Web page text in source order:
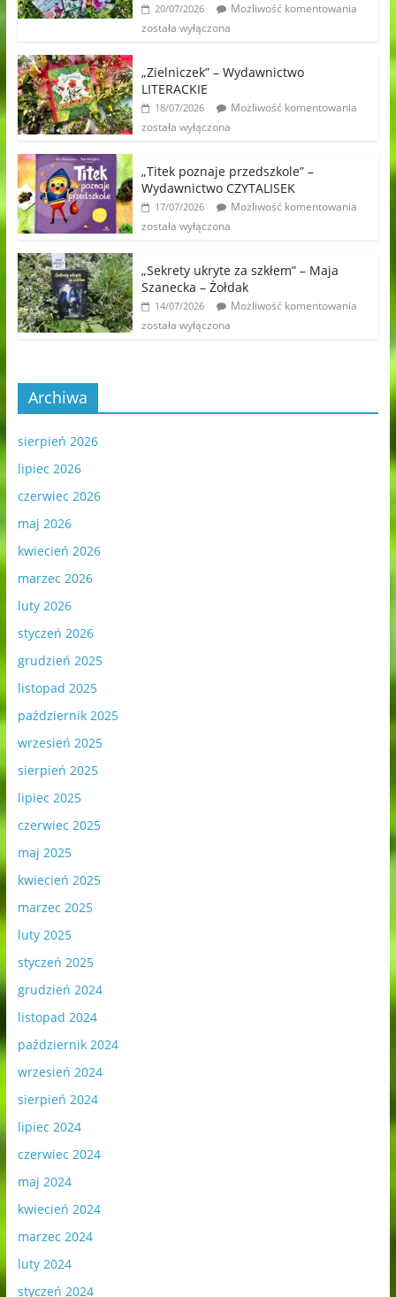
20/07/2026
Możliwość komentowania
została wyłączona
„Zielniczek” – Wydawnictwo
LITERACKIE
18/07/2026
Możliwość komentowania
została wyłączona
„Titek poznaje przedszkole” –
Wydawnictwo CZYTALISEK
17/07/2026
Możliwość komentowania
została wyłączona
„Sekrety ukryte za szkłem” – Maja
Szanecka – Żołdak
14/07/2026
Możliwość komentowania
została wyłączona
Archiwa
sierpień 2026
lipiec 2026
czerwiec 2026
maj 2026
kwiecień 2026
marzec 2026
luty 2026
styczeń 2026
grudzień 2025
listopad 2025
październik 2025
wrzesień 2025
sierpień 2025
lipiec 2025
czerwiec 2025
maj 2025
kwiecień 2025
marzec 2025
luty 2025
styczeń 2025
grudzień 2024
listopad 2024
październik 2024
wrzesień 2024
sierpień 2024
lipiec 2024
czerwiec 2024
maj 2024
kwiecień 2024
marzec 2024
luty 2024
styczeń 2024